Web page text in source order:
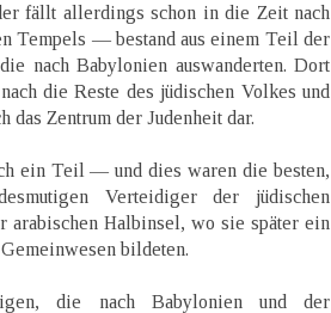
fällt allerdings schon in die Zeit nach
Tempels — bestand aus einem Teil der
nach Babylonien auswanderten. Dort
die Reste des jüdischen Volkes und
das Zentrum der Judenheit dar.
ein Teil — und dies waren die besten,
Verteidiger der jüdischen
Halbinsel, wo sie später ein
bildeten.
die nach Babylonien und der